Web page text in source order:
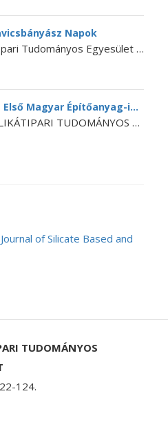
Napok
Idén a Szilikátipari Tudományos Egyesület és a Magyar Bányászati Szövetség közös szervezésében kerül megrendezésre a XVII. Kő- és Kavicsbányász Napok Konferencia…
Beszámoló az Első Magyar Építőanyag-ipari Konferenciáról
75 ÉVES A SZILIKÁTIPARI TUDOMÁNYOS EGYESÜLET Első Magyar Építőanyag-ipari Konferencia Egyesületünk ebből az alkalomból 2024. november 14-15-én megrendezte az Első…
of Silicate Based and
TUDOMÁNYOS
124.